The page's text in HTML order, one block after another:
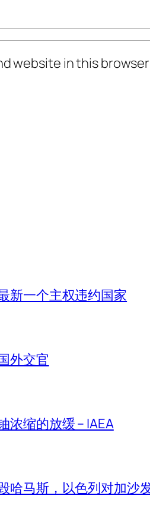
website in this
新一个主权违约国家
外交官
浓缩的放缓 – IAEA
哈马斯，以色列对加沙